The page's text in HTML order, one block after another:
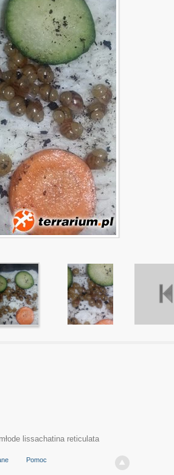
młode lissachatina reticulata
Pomoc